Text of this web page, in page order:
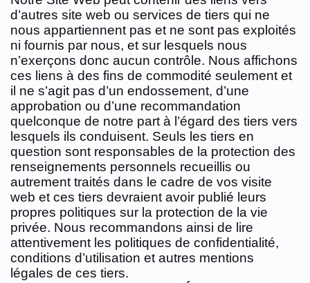
d’autres site web ou services de tiers qui ne
nous appartiennent pas et ne sont pas exploités
ni fournis par nous, et sur lesquels nous
n’exerçons donc aucun contrôle. Nous affichons
ces liens à des fins de commodité seulement et
il ne s’agit pas d’un endossement, d’une
approbation ou d’une recommandation
quelconque de notre part à l’égard des tiers vers
lesquels ils conduisent. Seuls les tiers en
question sont responsables de la protection des
renseignements personnels recueillis ou
autrement traités dans le cadre de vos visite
web et ces tiers devraient avoir publié leurs
propres politiques sur la protection de la vie
privée. Nous recommandons ainsi de lire
attentivement les politiques de confidentialité,
conditions d’utilisation et autres mentions
légales de ces tiers.